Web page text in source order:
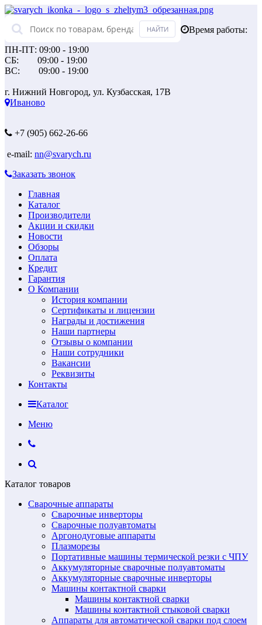
Время работы:
ПН-ПТ: 09:00 - 19:00
СБ: 09:00 - 19:00
ВС: 09:00 - 19:00
г. Нижний Новгород, ул. Кузбасская, 17В
Иваново
+7 (905) 662-26-66
e-mail: nn@svarych.ru
Заказать звонок
Главная
Каталог
Производители
Акции и скидки
Новости
Обзоры
Оплата
Кредит
Гарантия
О Компании
История компании
Сертификаты и лицензии
Награды и достижения
Наши партнеры
Отзывы о компании
Наши сотрудники
Вакансии
Реквизиты
Контакты
Каталог
Меню
Каталог товаров
Сварочные аппараты
Сварочные инверторы
Сварочные полуавтоматы
Аргонодуговые аппараты
Плазморезы
Портативные машины термической резки с ЧПУ
Аккумуляторные сварочные полуавтоматы
Аккумуляторные сварочные инверторы
Машины контактной сварки
Машины контактной сварки
Машины контактной стыковой сварки
Аппараты для автоматической сварки под слоем